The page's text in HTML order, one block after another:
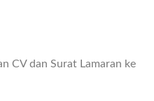
CV dan Surat Lamaran ke